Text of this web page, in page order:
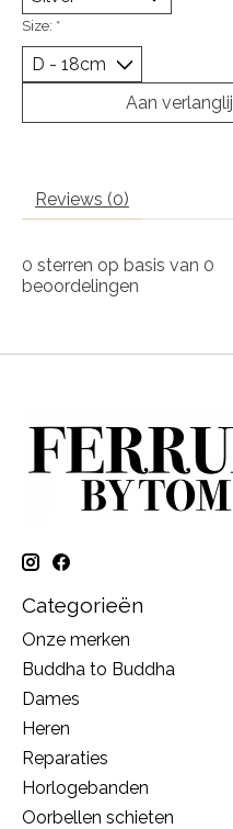
Size: *
Aan
Reviews (0)
0 sterren op basis van 0
beoordelingen
Categorieën
Onze merken
Buddha to Buddha
Dames
Heren
Reparaties
Horlogebanden
Oorbellen schieten